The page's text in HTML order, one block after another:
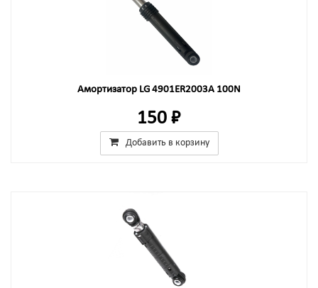
Амортизатор LG 4901ER2003A 100N
150 ₽
Добавить в корзину